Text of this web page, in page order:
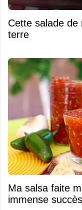
Cette salade de
terre
Ma salsa faite
immense succès